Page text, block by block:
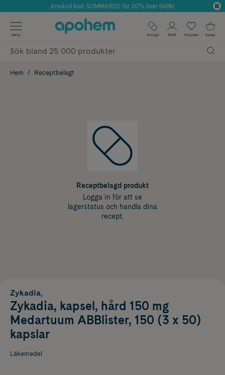
Årets Butik 2025 inom Skönhet
Använd kod: SOMMAR20 för 20% över 649kr
✓ Fri frakt
✓ Poäng på alla köp*
Meny Recept Profil Favoriter Kassa
Hem Receptbelagt
Receptbelagd produkt
Logga in för att se
lagerstatus och handla dina
recept.
Zykadia,
Zykadia, kapsel, hård 150 mg
Medartuum ABBlister, 150 (3 x 50)
kapslar
Läkemedel